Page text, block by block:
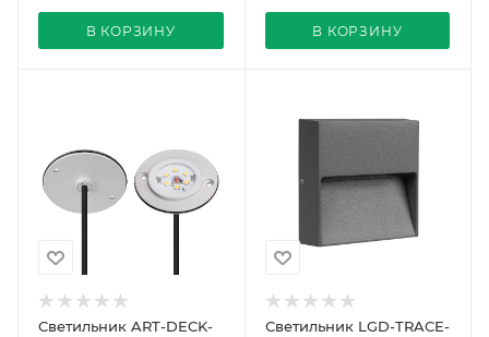
В КОРЗИНУ В КОРЗИНУ
Светильник ART-DECK-
Светильник LGD-TRACE-